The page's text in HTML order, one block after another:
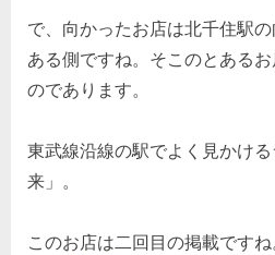
で、向かったお店は北千住駅
ある側ですね。そこのとある
のであります。
東武線沿線の駅でよく見かけ
来」。
このお店は二回目の掲載です